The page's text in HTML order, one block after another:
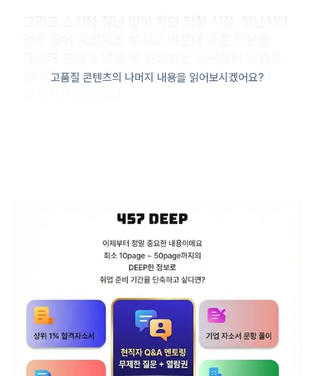
겁니다.(어린 시절 이러고 놀았습니다 ;;;;;) 꽤나
통렬하게 반성하고 있는지 없는지는 잘 모르겠으나
수립하여 열심히 실천하고 있습니다. 그런
상황에서 굳이 윤리경영 어쩌구 저쩌구 할 필요는
없을 것 같아요. 윤리경영은 LH 내 높은
임직원분들께서 이미 계획을 세워서 알아서 잘
하고 계십니다. 때문에 굳이 그런 걸 이야기할
필요는 없을 것 같아요.
&
고품질 콘텐츠의 나머지 내용을 읽어보시겠어요?